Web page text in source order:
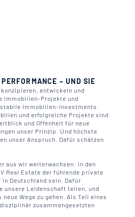
– UND SIE
entwickeln und
Immobilien-Projekte und
Immobilien-Investments.
und erfolgreiche Projekte sind
und Offenheit für neue
unser Prinzip. Und höchste
unser Anspruch. Dafür schätzen
aus wir weiterwachsen: In den
Real Estate der führende private
Deutschland sein. Dafür
unsere Leidenschaft teilen, und
Wege zu gehen. Als Teil eines
zusammengesetzten